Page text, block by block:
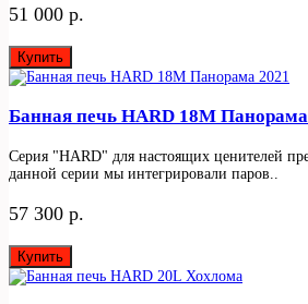
51 000 р.
Купить
Банная печь HARD 18М Панорама
Серия "HARD" для настоящих ценителей
данной серии мы интегрировали паров..
57 300 р.
Купить